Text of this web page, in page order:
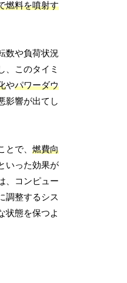
燃料を噴射す
数や負荷状況
、このタイミ
やパワーダウ
影響が出てし
とで、燃費向
いった効果が
、コンピュー
調整するシス
状態を保つよ